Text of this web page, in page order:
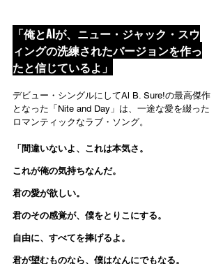
「俺とAlが、ニュー・ジャック・スウ
ィングの洗練されたバージョンを作っ
たと信じているよ」
デビュー・シングルにしてAl B. Sure!の最高傑作
となった「Nite and Day」は、一途な愛を綴った
ロマンティックなラブ・ソング。
「間違いないよ、これは本気さ。
これが俺の気持ちなんだ。
君の愛が欲しい。
君のその感覚が、僕をとりこにする。
自由に、すべてを捧げるよ。
君が望むものなら、僕はなんにでもなる。